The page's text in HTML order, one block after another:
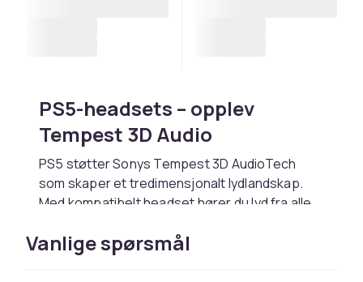
PS5-headsets – opplev
Tempest 3D Audio
PS5 støtter Sonys Tempest 3D AudioTech
som skaper et tredimensjonalt lydlandskap.
Med kompatibelt headset hører du lyd fra alle
headset optimert til PS5 med opptil 12 timers
batteritid.
Vanlige spørsmål